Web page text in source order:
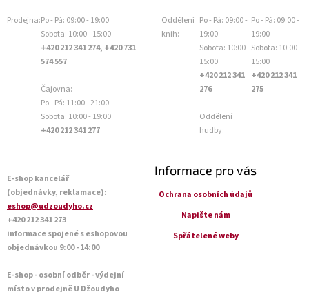
Prodejna:Po - Pá: 09:00 - 19:00
Sobota: 10:00 - 15:00
+420 212 341 274, +420 731
574 557
Čajovna:
Po - Pá: 11:00 - 21:00
Sobota: 10:00 - 19:00
+420 212 341 277
Oddělení
knih:
Po - Pá: 09:00 -
19:00
Sobota: 10:00 -
15:00
+420 212 341
276
Oddělení
hudby:
Po - Pá: 09:00 -
19:00
Sobota: 10:00 -
15:00
+420 212 341
275
E-shop kancelář
(objednávky, reklamace):
eshop@udzoudyho.cz
+420 212 341 273
informace spojené s eshopovou
objednávkou 9:00 - 14:00
E-shop - osobní odběr - výdejní
místo v prodejně U Džoudyho
Informace pro vás
Ochrana osobních údajů
Napište nám
Spřátelené weby